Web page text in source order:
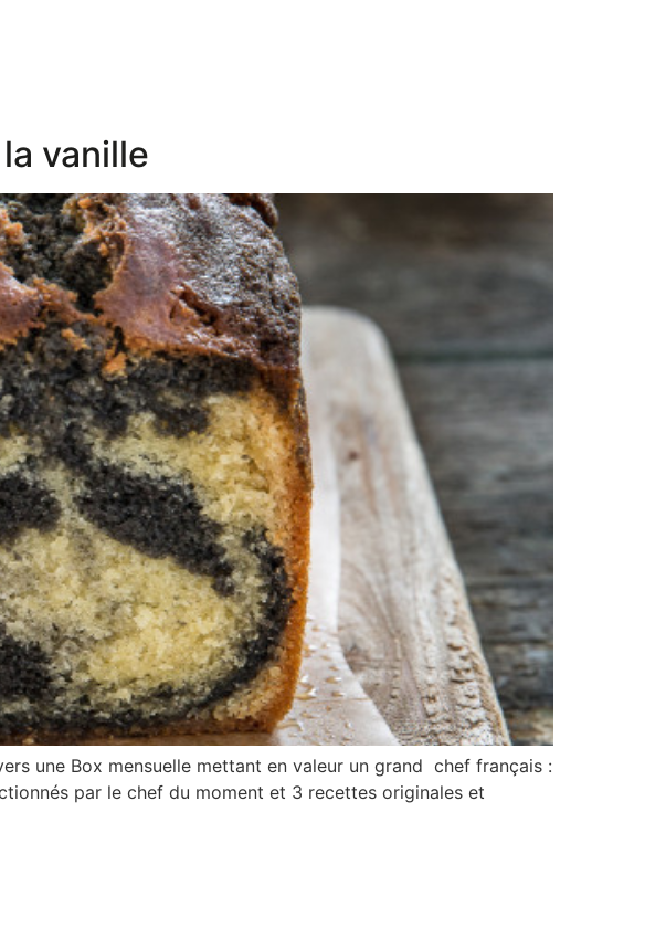
vanille
une Box mensuelle mettant en valeur un grand chef français :
par le chef du moment et 3 recettes originales et